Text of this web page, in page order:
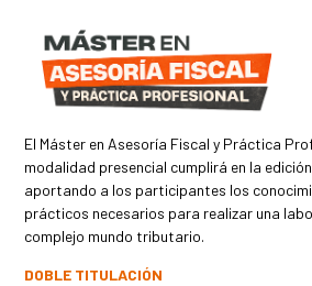
El Máster en Asesoría Fiscal y Práctica
modalidad presencial cumplirá en la
aportando a los participantes los
prácticos necesarios para realizar una
complejo mundo tributario.
DOBLE TITULACIÓN